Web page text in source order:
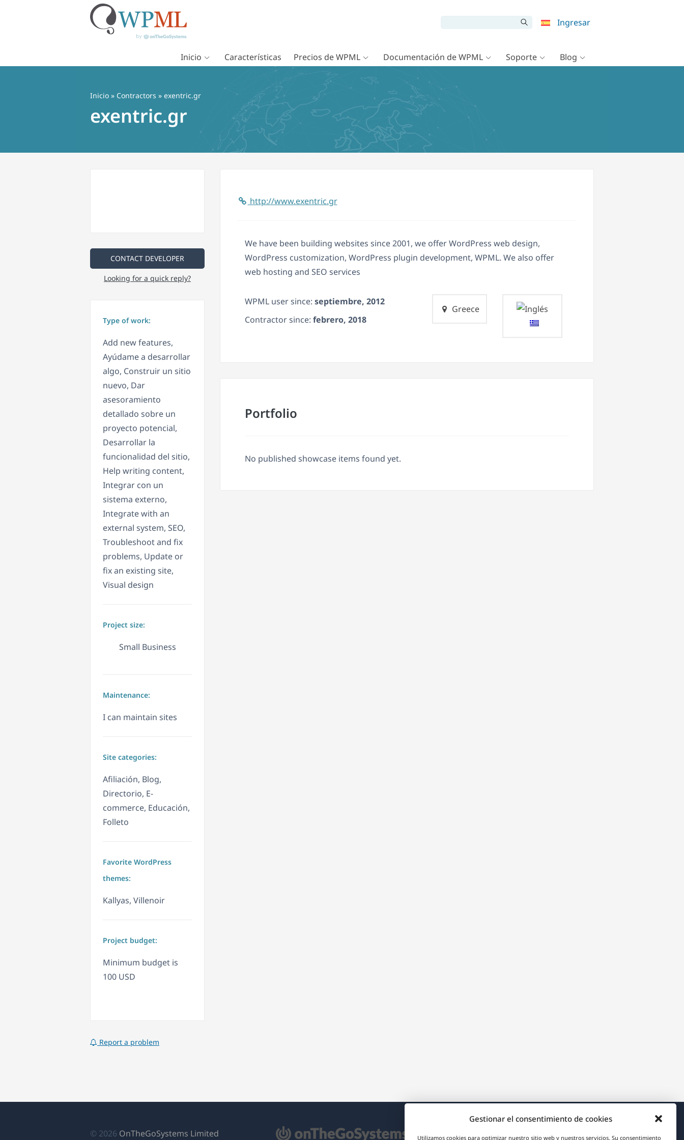
Gestionar el consentimiento de cookies
Utilizamos cookies para optimizar nuestro sitio web y nuestros servicios. Su consentimiento
Ingresar
Inicio Características Precios de WPML Documentación de WPML Soporte Blog
Inicio » Contractors » exentric.gr
exentric.gr
CONTACT DEVELOPER
Looking for a quick reply?
Type of work:
Add new features,
Ayúdame a desarrollar
algo, Construir un sitio
nuevo, Dar
asesoramiento
detallado sobre un
proyecto potencial,
Desarrollar la
funcionalidad del sitio,
Help writing content,
Integrar con un
sistema externo,
Integrate with an
external system, SEO,
Troubleshoot and fix
problems, Update or
fix an existing site,
Visual design
Project size:
Small Business
Maintenance:
I can maintain sites
Site categories:
Afiliación, Blog,
Directorio, E-
commerce, Educación,
Folleto
Favorite WordPress
themes:
Kallyas, Villenoir
Project budget:
Minimum budget is
100 USD
Report a problem
http://www.exentric.gr
We have been building websites since 2001, we offer WordPress web design,
WordPress customization, WordPress plugin development, WPML. We also offer
web hosting and SEO services
WPML user since: septiembre, 2012
Contractor since: febrero, 2018
Greece
Portfolio
No published showcase items found yet.
© 2026 OnTheGoSystems Limited Acerca de WPML